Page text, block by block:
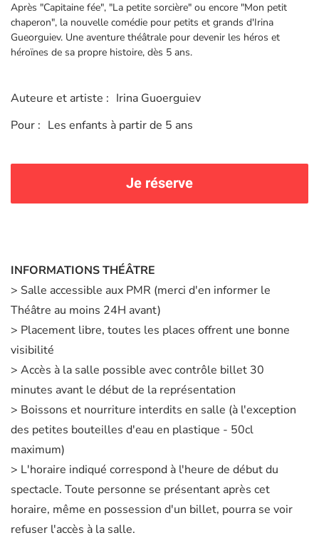
Après "Capitaine fée", "La petite sorcière" ou encore "Mon petit
chaperon", la nouvelle comédie pour petits et grands d'Irina
Gueorguiev. Une aventure théâtrale pour devenir les héros et
héroïnes de sa propre histoire, dès 5 ans.
Auteure et artiste : Irina Guoerguiev
Pour : Les enfants à partir de 5 ans
Je réserve
INFORMATIONS THÉÂTRE
> Salle accessible aux PMR (merci d'en informer le
Théâtre au moins 24H avant)
> Placement libre, toutes les places offrent une bonne
visibilité
> Accès à la salle possible avec contrôle billet 30
minutes avant le début de la représentation
> Boissons et nourriture interdits en salle (à l'exception
des petites bouteilles d'eau en plastique - 50cl
maximum)
> L'horaire indiqué correspond à l'heure de début du
spectacle. Toute personne se présentant après cet
horaire, même en possession d'un billet, pourra se voir
refuser l'accès à la salle.